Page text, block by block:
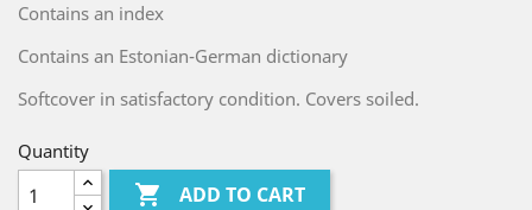
Contains an index
Contains an Estonian-German dictionary
Softcover in satisfactory condition. Covers soiled.
Quantity
 ADD TO CART